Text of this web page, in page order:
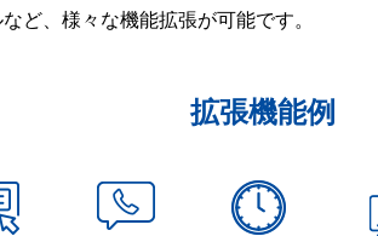
ど、様々な機能拡張が可能です。
拡張機能例